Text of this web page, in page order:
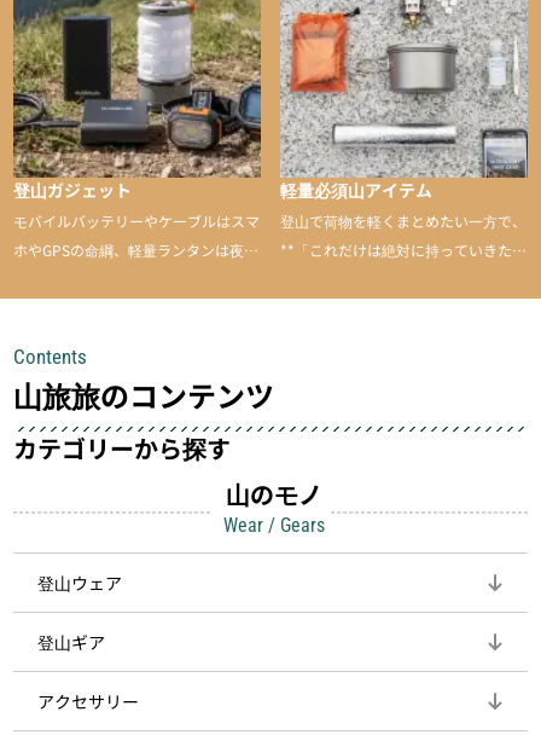
のあるアイテムを紹介
登山ガジェット
モバイルバッテリーやケーブルはスマ
ホやGPSの命綱、軽量ランタンは夜間
して安全にしてくれます
軽量必須山アイテム
登山で荷物を軽くまとめたい一方で、
**「これだけは絶対に持っていきた
Contents
山旅旅のコンテンツ
カテゴリーから探す
山のモノ
Wear / Gears
登山ウェア
登山ギア
アクセサリー